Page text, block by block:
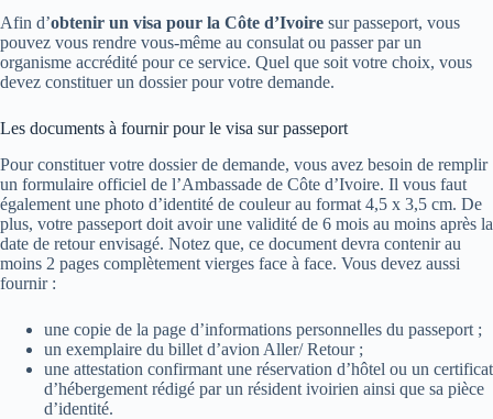
Afin d’obtenir un visa pour la Côte d’Ivoire sur passeport, vous
pouvez vous rendre vous-même au consulat ou passer par un
organisme accrédité pour ce service. Quel que soit votre choix, vous
devez constituer un dossier pour votre demande.
Les documents à fournir pour le visa sur passeport
Pour constituer votre dossier de demande, vous avez besoin de remplir
un formulaire officiel de l’Ambassade de Côte d’Ivoire. Il vous faut
également une photo d’identité de couleur au format 4,5 x 3,5 cm. De
plus, votre passeport doit avoir une validité de 6 mois au moins après la
date de retour envisagé. Notez que, ce document devra contenir au
moins 2 pages complètement vierges face à face. Vous devez aussi
fournir :
une copie de la page d’informations personnelles du passeport ;
un exemplaire du billet d’avion Aller/ Retour ;
une attestation confirmant une réservation d’hôtel ou un certificat
d’hébergement rédigé par un résident ivoirien ainsi que sa pièce
d’identité.